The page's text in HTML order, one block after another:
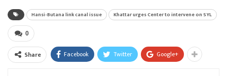
Hansi-Butana link canal issue Khattar urges Center to intervene on SYL
0
Share Facebook Twitter Google+